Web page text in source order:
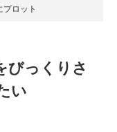
ロット
びっくりさ
い